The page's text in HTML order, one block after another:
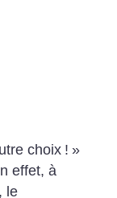
choix ! »
effet, à
le